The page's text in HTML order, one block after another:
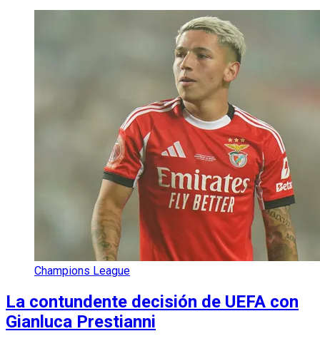
Champions League
La contundente decisión de UEFA con
Gianluca Prestianni